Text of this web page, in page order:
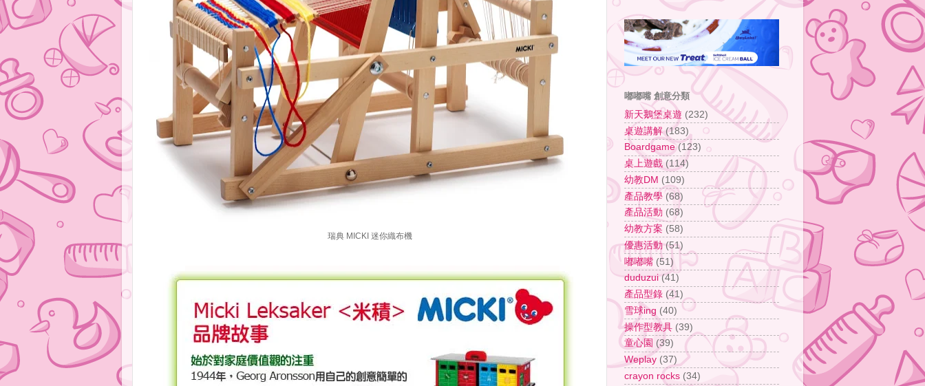
瑞典 MICKI 迷你織布機
嘟嘟嘴 創意分類
新天鵝堡桌遊 (232)
桌遊講解 (183)
Boardgame (123)
桌上遊戲 (114)
幼教DM (109)
產品教學 (68)
產品活動 (68)
幼教方案 (58)
優惠活動 (51)
嘟嘟嘴 (51)
duduzui (41)
產品型錄 (41)
雪球ing (40)
操作型教具 (39)
童心園 (39)
Weplay (37)
crayon rocks (34)